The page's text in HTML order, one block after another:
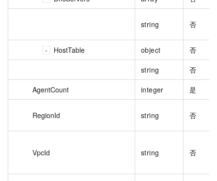
string 否
HostTable object 否
string 否
AgentCount integer 是
RegionId string 否
VpcId string 否